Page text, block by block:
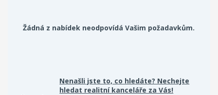
Žádná z nabídek neodpovídá Vašim požadavkům.
Nenašli jste to, co hledáte? Nechejte
hledat realitní kanceláře za Vás!